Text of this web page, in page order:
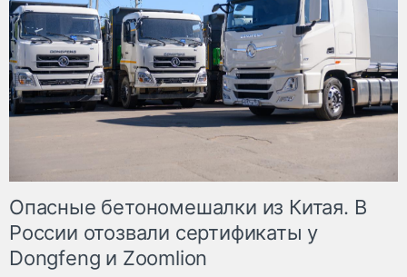
Опасные бетономешалки из Китая. В
России отозвали сертификаты у
Dongfeng и Zoomlion